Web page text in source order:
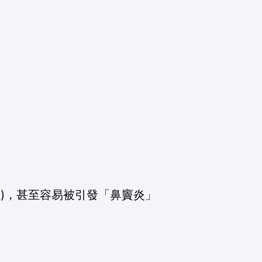
甚至容易被引發「鼻竇炎」